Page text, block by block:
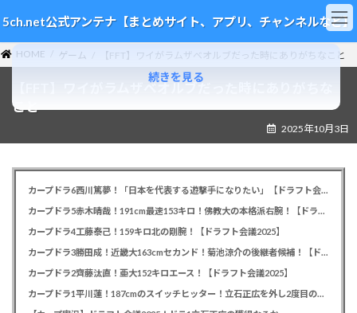
ン
テ
ン
ツ
ビ
ゲ
ー
シ
5ch.net公式アンテナ【まとめサイト、アプリ、チャンネルなど】
HOME ゲーム 【FFT】ワイがラムザベオルブだった時にありがちなこと
【FFT】ワイがラムザベオルブだった時にありがちな
こと
2025年10月3日
カープドラ6西川篤夢！「日本を代表する遊撃手になりたい」【ドラフト会議2025】
カープドラ5赤木晴哉！191cm最速153キロ！佛教大の本格派右腕！【ドラフト会議2025】
カープドラ4工藤泰己！159キロ北の剛腕！【ドラフト会議2025】
カープドラ3勝田成！近畿大163cmセカンド！菊池涼介の後継者候補！【ドラフト会議2025】
カープドラ2齊藤汰直！亜大152キロエース！【ドラフト会議2025】
カープドラ1平川蓮！187cmのスイッチヒッター！立石正広を外し2度目の重複も新井監督がクジを引き当てる！【ドラフト会議2025】
続きを見る